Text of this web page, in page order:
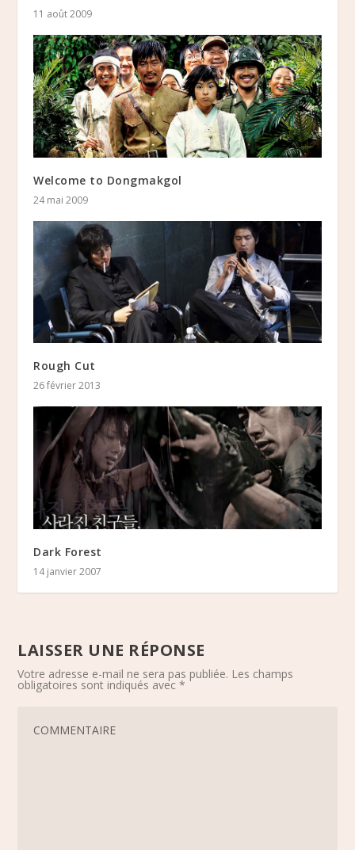
11 août 2009
Welcome to Dongmakgol
24 mai 2009
Rough Cut
26 février 2013
Dark Forest
14 janvier 2007
LAISSER UNE RÉPONSE
Votre adresse e-mail ne sera pas publiée. Les champs
obligatoires sont indiqués avec*